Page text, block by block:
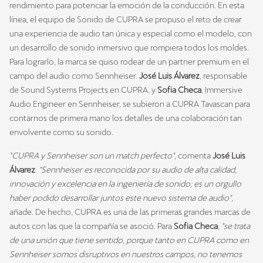
rendimiento para potenciar la emoción de la conducción. En esta
línea, el equipo de Sonido de CUPRA se propuso el reto de crear
una experiencia de audio tan única y especial como el modelo, con
un desarrollo de sonido inmersivo que rompiera todos los moldes.
Para lograrlo, la marca se quiso rodear de un partner premium en el
campo del audio como Sennheiser. José Luis Álvarez , responsable
de Sound Systems Projects en CUPRA, ySofia Checa , Immersive
Audio Engineer en Sennheiser, se subieron a CUPRA Tavascan para
contarnos de primera mano los detalles de una colaboración tan
envolvente como su sonido.
"CUPRA y Sennheiser son un match perfecto", comentaJosé Luis
Álvarez "Sennheiser es reconocida por su audio de alta calidad,
innovación y excelencia en la ingeniería de sonido; es un orgullo
haber podido desarrollar juntos este nuevo sistema de audio",
añade. De hecho, CUPRA es una de las primeras grandes marcas de
autos con las que la compañía se asoció. ParaSofia Checa "se trata
de una unión que tiene sentido, porque tanto en CUPRA como en
Sennheiser somos disruptivos en nuestros campos, no tenemos